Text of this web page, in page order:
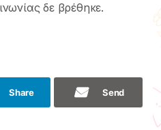
δε βρέθηκε.
Share Send